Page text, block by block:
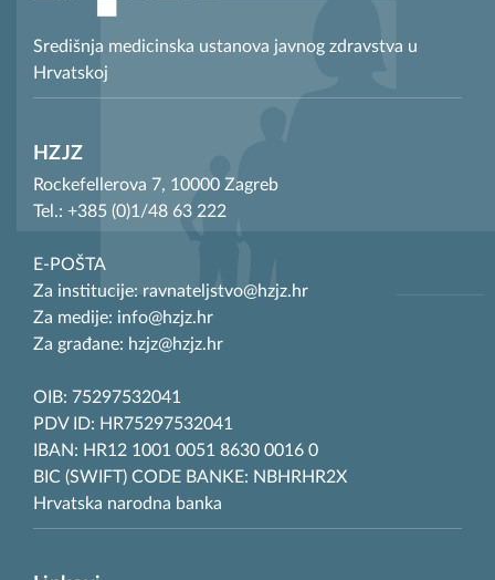
Središnja medicinska ustanova javnog zdravstva u
Hrvatskoj
HZJZ
Rockefellerova 7, 10000 Zagreb
Tel.: +385 (0)1/48 63 222
E-POŠTA
Za institucije: ravnateljstvo@hzjz.hr
Za medije: info@hzjz.hr
Za građane: hzjz@hzjz.hr
OIB: 75297532041
PDV ID: HR75297532041
IBAN: HR12 1001 0051 8630 0016 0
BIC (SWIFT) CODE BANKE: NBHRHR2X
Hrvatska narodna banka